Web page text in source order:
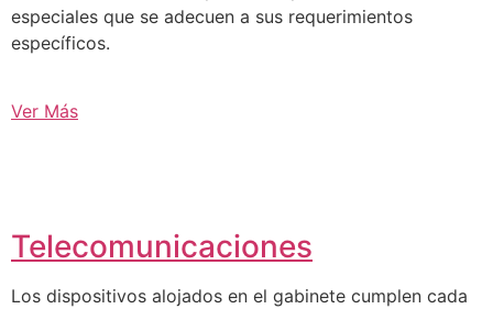
especiales que se adecuen a sus requerimientos
específicos.
Ver Más
Telecomunicaciones
Los dispositivos alojados en el gabinete cumplen cada